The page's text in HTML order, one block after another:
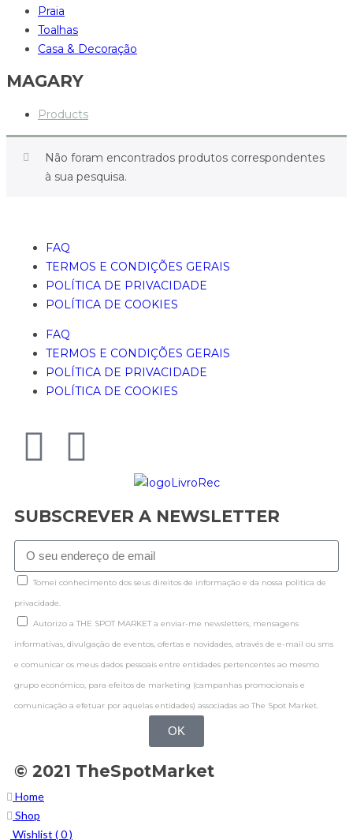
Praia
Toalhas
Casa & Decoração
MAGARY
Products
Não foram encontrados produtos correspondentes
à sua pesquisa.
FAQ
TERMOS E CONDIÇÕES GERAIS
POLÍTICA DE PRIVACIDADE
POLÍTICA DE COOKIES
FAQ
TERMOS E CONDIÇÕES GERAIS
POLÍTICA DE PRIVACIDADE
POLÍTICA DE COOKIES
SUBSCREVER A NEWSLETTER
Tomei conhecimento dos seus direitos de informação e da nossa politica de
privacidade.
Autorizo a THE SPOT MARKET a enviar-me newsletters, mensagens
informativas, divulgação de eventos, ofertas e novidades, através de e-mail ou sms
e comunicar os meus dados pessoais entre entidades pertencentes ao mesmo
grupo económico, para efeitos de marketing (campanhas promocionais e
comunicação a efetuar por aquelas entidades) associadas ao The Spot Market.
OK
© 2021 TheSpotMarket
Home
Shop
Wishlist (0)